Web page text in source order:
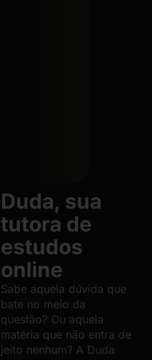
Duda, sua
tutora de
estudos
online
Sabe aquela dúvida que
bate no meio da
questão? Ou aquela
matéria que não entra de
jeito nenhum? A Duda